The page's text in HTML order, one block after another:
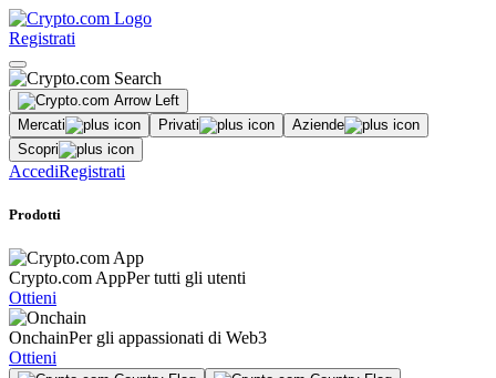
Registrati
Mercati Privati
Aziende
Scopri
AccediRegistrati
Prodotti
Crypto.com AppPer tutti gli utenti
Ottieni
OnchainPer gli appassionati di Web3
Ottieni